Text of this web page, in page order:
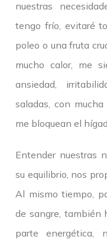
nuestras
tengo frío, evitaré
poleo o una fruta
mucho calor, me
ansiedad,
saladas, con
me bloquean el
Entender nuestras
su equilibrio, nos
Al mismo tiempo,
de sangre, también
parte energética,